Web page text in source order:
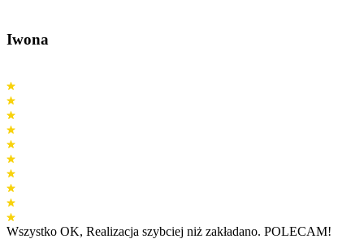
Iwona
Wszystko OK, Realizacja szybciej niż zakładano. POLECAM!